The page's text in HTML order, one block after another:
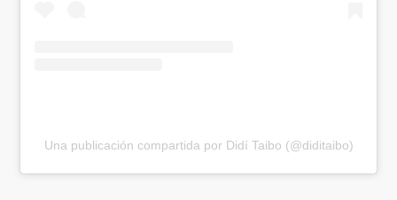
Una publicación compartida por Didí Taibo (@diditaibo)